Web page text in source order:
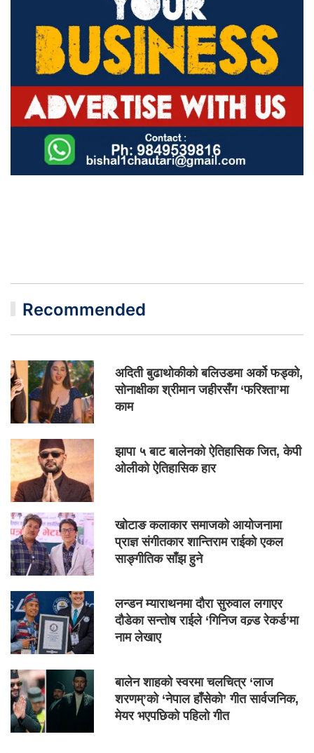
Recommended
अदिती बुढाथोकीको बलिउडमा अर्को फड्को,
सोनाक्षीका श्रीमान जहीरसँग ‘फरिश्ता’मा
काम
झापा ५ बाट बालेनको ऐतिहासिक जित, केपी
ओलीको ऐतिहासिक हार
खोटाङ कलाकार समाजको आयोजनामा
प्राज्ञ संगीतकार शान्तिराम राईको एकल
साङ्गीतिक साँझ हुने
लन्डन म्याराथनमा दौरा सुरुवाल लगाएर
दौडेका सन्तोष राईले ‘गिनिज वल्र्ड रेकर्ड’मा
नाम लेखाए
बालेन शाहको स्वरमा चलचित्र ‘लाज
शरणम्’को ‘नेपाल हाँसेको’ गीत सार्वजनिक,
मेयर भएपछिको पहिलो गीत